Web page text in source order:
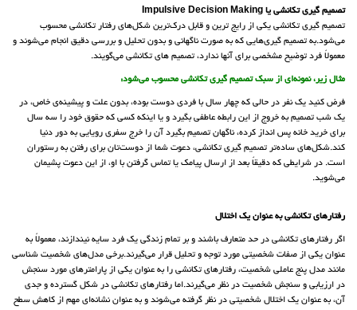
تصمیم گیری تکانشی یا Impulsive Decision Making
تصمیم گیری تکانشی یکی از رایج ترین و قابل درک‌ترین شکل‌های رفتار تکانشی محسوب
می‌شود.به تصمیم گیری‌هایی که به صورت ناگهانی و بدون تحلیل و بررسی دقیق انجام می‌شوند و
معمولاً فرد توضیح مشخصی برای آنها ندارد، تصمیم های تکانشی می‌گویند.
مثال زیر، نمونه‌ای از سبک تصمیم گیری تکانشی محسوب می‌شود:
فرض کنید یک نفر در حالی که چهار سال با فردی دوست بوده، بدون علت و پیشینه‌ی خاص، در
یک شب تصمیم به خروج از این رابطه عاطفی بگیرد و یا اینکه کسی که حقوق خود را سه سال
برای خرید خانه پس انداز کرده، ناگهان تصمیم بگیرد آن را خرج سفری رویایی به دور دنیا
کند.شکل‌های ساده‌تر تصمیم گیری تکانشی، دعوت شما از دوست‌تان برای رفتن به رستوران
است. در شرایطی که دقیقاً بعد از ارسال پیامک یا تماس گرفتن با او، از این دعوت پشیمان
می‌شوید.
رفتارهای تکانشی به عنوان یک اختلال
اگر رفتارهای تکانشی در حد متعارف باشند و بر تمام زندگی یک فرد سایه نیندازند، معمولاً به
عنوان یکی از صفات شخصیتی مورد توجه و تحلیل قرار می‌گیرند.برخی مدل‌های شخصیت شناسی
مانند مدل پنج عاملی شخصیت، رفتارهای تکانشی را به عنوان یکی از پارامترهای مورد سنجش
در ارزیابی و سنجش شخصیت در نظر می‌گیرند.اما رفتارهای تکانشی در شکل گسترده و جدی
آن، به عنوان یک اختلال شخصیتی در نظر گرفته می‌شوند و به عنوان نشانه‌ای مهم از کاهش سطح